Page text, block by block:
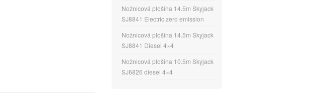
Nožnicová plošina 14.5m Skyjack
SJ8841 Electric zero emission
Nožnicová plošina 14.5m Skyjack
SJ8841 Diesel 4×4
Nožnicová plošina 10.5m Skyjack
SJ6826 diesel 4×4